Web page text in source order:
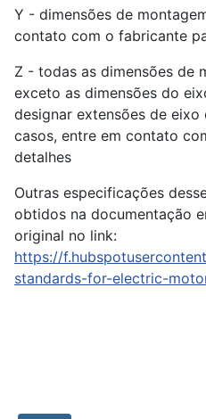
Y - dimensões de
contato com o fabricante
Z - todas as dimensões de
exceto as dimensões do
designar extensões de
casos, entre em contato
detalhes
Outras especificações
obtidos na documentação
original no link:
https://
standards-for-electric-